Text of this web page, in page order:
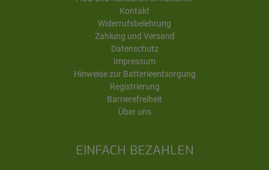
EINFACH BEZAHLEN
Kontakt
Widerrufsbelehrung
Zahlung und Versand
Datenschutz
Impressum
Hinweise zur Batterieentsorgung
Registrierung
Barrierefreiheit
Über uns